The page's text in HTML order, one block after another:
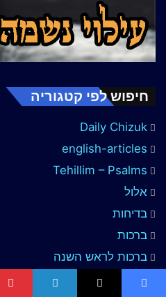
חיפוש לפי קטגוריה
Daily Chizuk
english-articles
Tehillim – Psalms
אלול
בדיחות
ברכות
ברכות לראש השנה
ברסלב